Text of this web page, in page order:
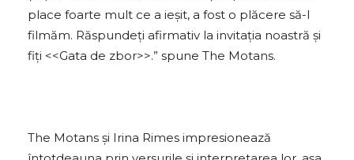
place foarte mult ce a ieșit, a fost o plăcere să-l
filmăm. Răspundeți afirmativ la invitația noastră și
fiți <<Gata de zbor>>.” spune The Motans.
The Motans și Irina Rimes impresionează